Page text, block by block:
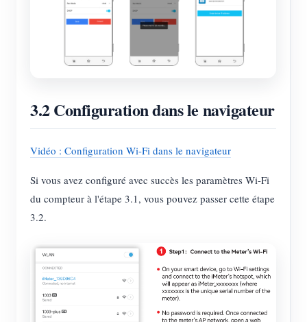
3.2 Configuration dans le navigateur
Vidéo : Configuration Wi-Fi dans le navigateur
Si vous avez configuré avec succès les paramètres Wi-Fi
du compteur à l'étape 3.1, vous pouvez passer cette étape
3.2.